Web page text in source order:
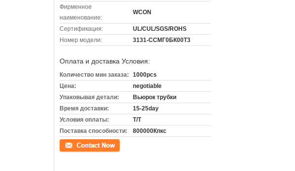
Фирменное
наименование:
WCON
Сертификация:
UL/CUL/SGS/ROHS
Номер модели:
3131-ССМГ0БК00Т3
Оплата и доставка Условия:
Количество мин заказа:
1000pcs
Цена:
negotiable
Упаковывая детали:
Вьюрок трубки
Время доставки:
15-25day
Условия оплаты:
T/T
Поставка способности:
800000Кпкс
контакт